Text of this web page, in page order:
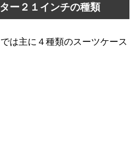
ー２１インチの種類
は主に４種類のスーツケース